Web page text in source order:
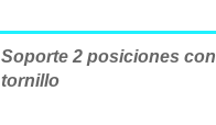
Soporte 2 posiciones con
tornillo